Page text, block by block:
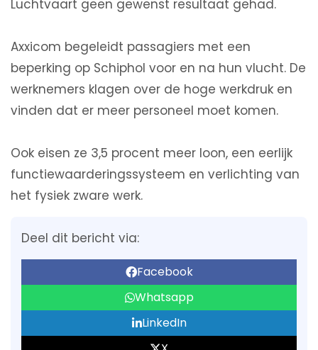
Luchtvaart geen gewenst resultaat gehad.
Axxicom begeleidt passagiers met een
beperking op Schiphol voor en na hun vlucht. De
werknemers klagen over de hoge werkdruk en
vinden dat er meer personeel moet komen.
Ook eisen ze 3,5 procent meer loon, een eerlijk
functiewaarderingssysteem en verlichting van
het fysiek zware werk.
Deel dit bericht via:
Facebook
Whatsapp
LinkedIn